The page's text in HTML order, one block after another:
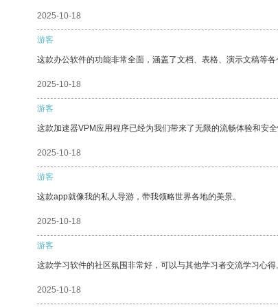
2025-10-18
游客
这款办公软件的功能非常全面，涵盖了文档、表格、演示文稿等
2025-10-18
游客
这款加速器VPM应用程序已经为我们带来了无限的流畅体验和安全
2025-10-18
游客
这款app就像我的私人导游，带我领略世界各地的美景。
2025-10-18
游客
这款学习软件的社区氛围非常好，可以与其他学习者交流学习心得
2025-10-18